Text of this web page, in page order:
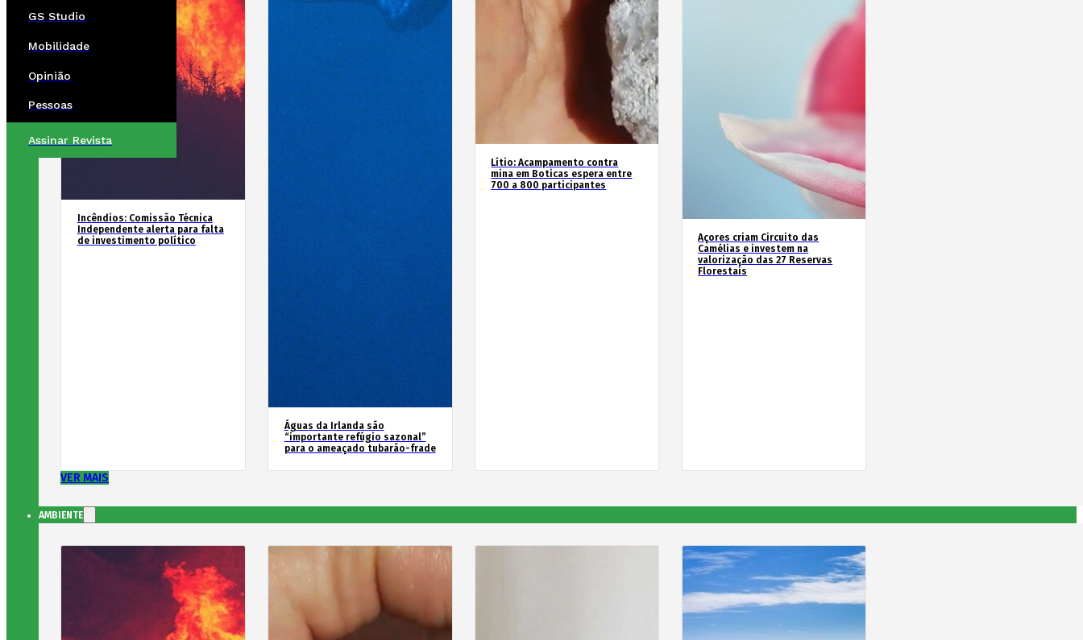
GS Studio
Mobilidade
Opinião
Pessoas
Assinar Revista
Incêndios: Comissão Técnica
Independente alerta para falta
de investimento político
Águas da Irlanda são
“importante refúgio sazonal”
para o ameaçado tubarão-frade
Lítio: Acampamento contra
mina em Boticas espera entre
700 a 800 participantes
Açores criam Circuito das
Camélias e investem na
valorização das 27 Reservas
Florestais
VER MAIS
AMBIENTE